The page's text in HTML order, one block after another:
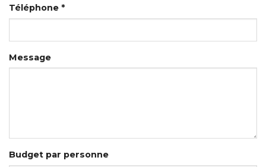
Téléphone *
Message
Budget par personne